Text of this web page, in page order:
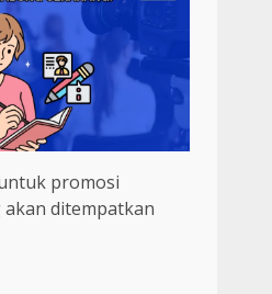
promosi
ditempatkan